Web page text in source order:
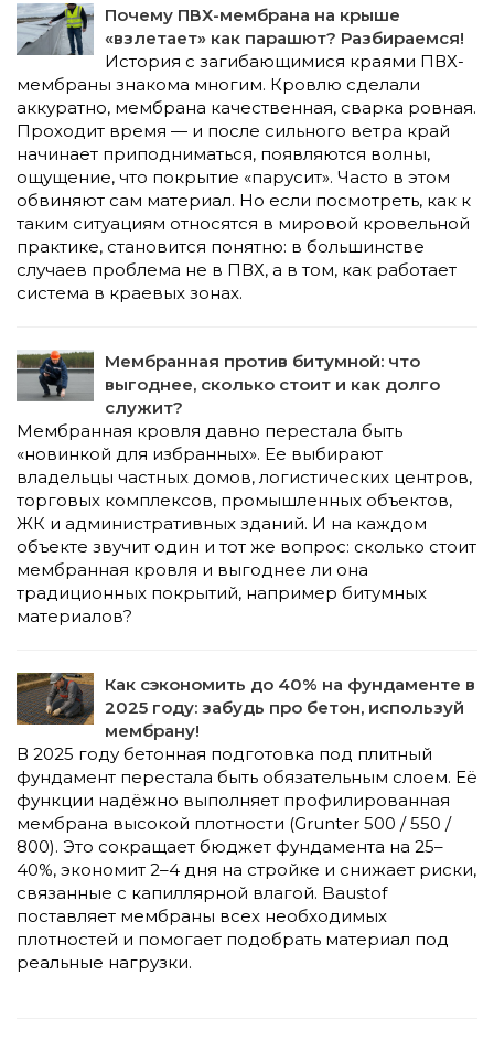
Почему ПВХ-мембрана на крыше
«взлетает» как парашют? Разбираемся!
История с загибающимися краями ПВХ-
мембраны знакома многим. Кровлю сделали
аккуратно, мембрана качественная, сварка ровная.
Проходит время — и после сильного ветра край
начинает приподниматься, появляются волны,
ощущение, что покрытие «парусит». Часто в этом
обвиняют сам материал. Но если посмотреть, как к
таким ситуациям относятся в мировой кровельной
практике, становится понятно: в большинстве
случаев проблема не в ПВХ, а в том, как работает
система в краевых зонах.
Мембранная против битумной: что
выгоднее, сколько стоит и как долго
служит?
Мембранная кровля давно перестала быть
«новинкой для избранных». Ее выбирают
владельцы частных домов, логистических центров,
торговых комплексов, промышленных объектов,
ЖК и административных зданий. И на каждом
объекте звучит один и тот же вопрос: сколько стоит
мембранная кровля и выгоднее ли она
традиционных покрытий, например битумных
материалов?
Как сэкономить до 40% на фундаменте в
2025 году: забудь про бетон, используй
мембрану!
В 2025 году бетонная подготовка под плитный
фундамент перестала быть обязательным слоем. Её
функции надёжно выполняет профилированная
мембрана высокой плотности (Grunter 500 / 550 /
800). Это сокращает бюджет фундамента на 25–
40%, экономит 2–4 дня на стройке и снижает риски,
связанные с капиллярной влагой. Baustof
поставляет мембраны всех необходимых
плотностей и помогает подобрать материал под
реальные нагрузки.